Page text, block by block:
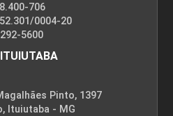
706
0004-20
5600
Pinto, 1397
Ituiutaba - MG